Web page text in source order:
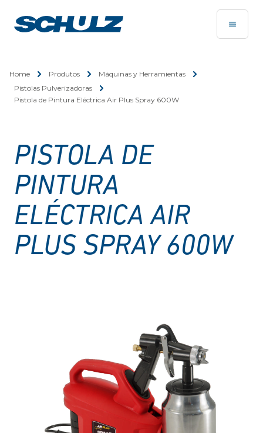
Home Produtos
Máquinas y Herramientas
Pistolas Pulverizadoras
Pistola de Pintura Eléctrica Air Plus Spray 600W
PISTOLA DE
PINTURA
ELÉCTRICA AIR
PLUS SPRAY 600W